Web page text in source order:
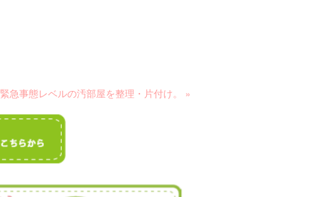
緊急事態レベルの汚部屋を整理・片付け。 »